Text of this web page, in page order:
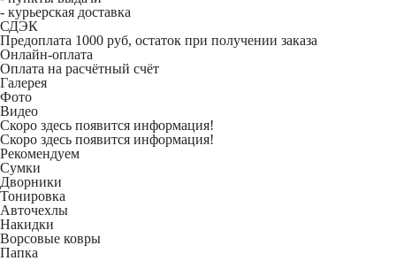
- курьерская доставка
СДЭК
Предоплата 1000 руб, остаток при получении заказа
Онлайн-оплата
Оплата на расчётный счёт
Галерея
Фото
Видео
Скоро здесь появится информация!
Скоро здесь появится информация!
Рекомендуем
Сумки
Дворники
Тонировка
Авточехлы
Накидки
Ворсовые ковры
Папка